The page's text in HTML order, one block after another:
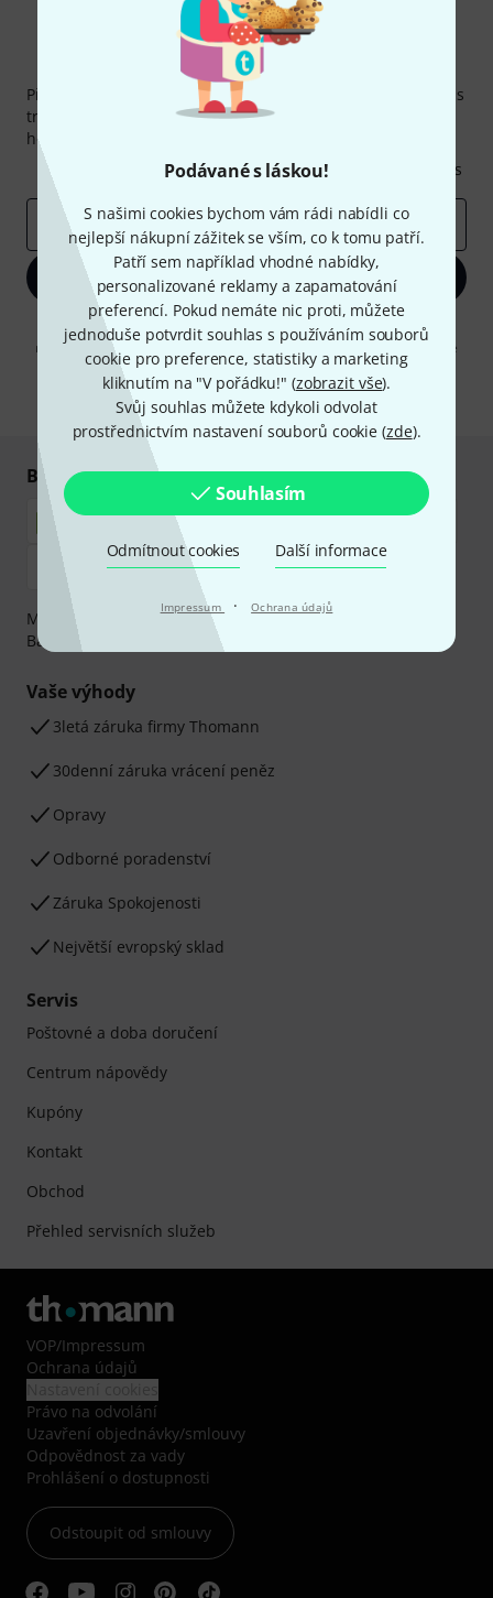
Podávané s láskou!
S našimi cookies bychom vám rádi nabídli co
nejlepší nákupní zážitek se vším, co k tomu patří.
Patří sem například vhodné nabídky,
personalizované reklamy a zapamatování
preferencí. Pokud nemáte nic proti, můžete
jednoduše potvrdit souhlas s používáním souborů
cookie pro preference, statistiky a marketing
kliknutím na "V pořádku!" (zobrazit vše).
Svůj souhlas můžete kdykoli odvolat
prostřednictvím nastavení souborů cookie (zde).
Souhlasím
Odmítnout cookies Další informace
Impressum · Ochrana údajů
Thomann newsletter
Přihlaste se k odběru Thomann newsletteru v angličtině a s
trochou štěstí vyhrajte jeden z50 dárkových kupónů
hodnotě
Inspirativní příspěvky
Nabídky Thomann Insights
E-mailová adresa*
Zaregistrujte se
Kliknutím na "Zaregistrujte se" souhlasíte s přijímáním e-mailových
reklam a měřením chování při používání e-mailů. Odhlášení je možné
kdykoliv. Další informace naleznete v naší sekciOchrana údajů
* Požadováno
Bezpečný nákup i platba
Můžete bezpečně platit těmito metodami: Dobírka,
Bankovní převod, PayPal nebo Kreditní karta.
Vaše výhody
3letá záruka firmy Thomann
30denní záruka vrácení peněz
Opravy
Odborné poradenství
Záruka Spokojenosti
Největší evropský sklad
Servis
Poštovné a doba doručení
Centrum nápovědy
Kupóny
Kontakt
Obchod
Přehled servisních služeb
VOP/Impressum
Ochrana údajů
Právo na odvolání
Uzavření objednávky/smlouvy
Odpovědnost za vady
Prohlášení o dostupnosti
Odstoupit od smlouvy